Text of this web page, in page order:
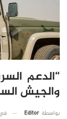
“الدعم
والجيش
بواسطة Editor